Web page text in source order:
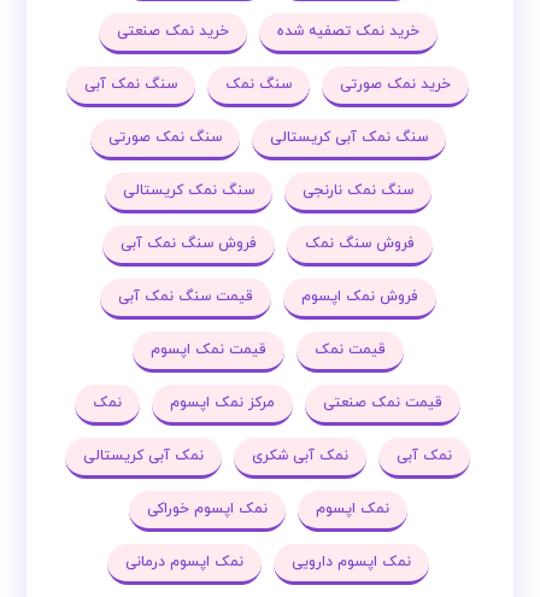
خرید نمک تصفیه شده خرید نمک صنعتی
خرید نمک صورتی سنگ نمک سنگ نمک آبی
سنگ نمک آبی کریستالی سنگ نمک صورتی
سنگ نمک نارنجی سنگ نمک کریستالی
فروش سنگ نمک فروش سنگ نمک آبی
فروش نمک اپسوم قیمت سنگ نمک آبی
قیمت نمک قیمت نمک اپسوم
قیمت نمک صنعتی مرکز نمک اپسوم نمک
نمک آبی نمک آبی شکری نمک آبی کریستالی
نمک اپسوم نمک اپسوم خوراکی
نمک اپسوم دارویی نمک اپسوم درمانی